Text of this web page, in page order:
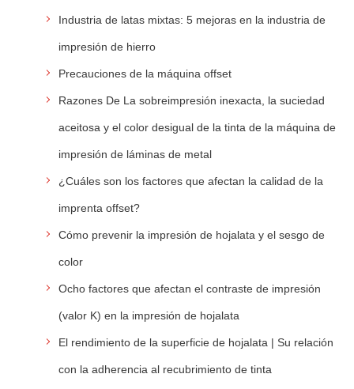
Industria de latas mixtas: 5 mejoras en la industria de
impresión de hierro
Precauciones de la máquina offset
Razones De La sobreimpresión inexacta, la suciedad
aceitosa y el color desigual de la tinta de la máquina de
impresión de láminas de metal
¿Cuáles son los factores que afectan la calidad de la
imprenta offset?
Cómo prevenir la impresión de hojalata y el sesgo de
color
Ocho factores que afectan el contraste de impresión
(valor K) en la impresión de hojalata
El rendimiento de la superficie de hojalata | Su relación
con la adherencia al recubrimiento de tinta